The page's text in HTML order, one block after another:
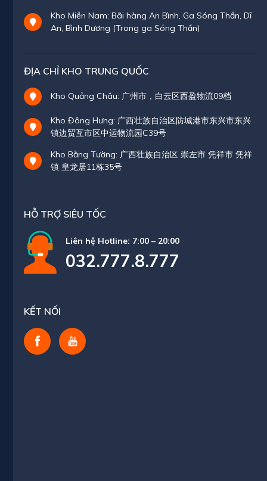
Kho Miền Nam: Bãi hàng An Bình, Ga Sóng Thần, Dĩ
An, Bình Dương (Trong ga Sóng Thần)
ĐỊA CHỈ KHO TRUNG QUỐC
Kho Quảng Châu: 广州市，白云区西盈物流09档
Kho Đông Hưng: 广西壮族自治区防城港市东兴市东兴
镇边贸互市区中运物流园C39号
Kho Bằng Tường: 广西壮族自治区 崇左市 凭祥市 凭祥
镇 皇龙居11栋35号
HỖ TRỢ SIÊU TỐC
Liên hệ Hotline: 7:00 – 20:00
032.777.8.777
KẾT NỐI